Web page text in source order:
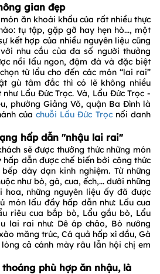
gian đẹp
ăn khoái khẩu của rất nhiều thực
tụ tập, gặp gỡ hay hẹn hò..., một
kết hợp của nhiều nguyên liệu cũng
nhu cầu của đa số người thưởng
nồi lẩu ngon, đậm đà và đặc biệt
từ lẩu cho đến các món “lai rai”
gù tâm đắc thì có lẽ không nhiều
Lẩu Đức Trọc. Và, Lẩu Đức Trọc -
phường Giảng Võ, quận Ba Đình là
củachuỗi Lẩu Đức Trọcnổi danh
hấp dẫn "nhậu lai rai"
sẽ được thưởng thức những món
hấp dẫn được chế biến bởi công thức
dày dạn kinh nghiệm. Từ những
như bò, gà, cua, ếch,... dưới những
những nguyên liệu ấy đã được
món lẩu đầy hấp dẫn như: Lẩu cua
riêu cua bắp bò, Lẩu gầu bò, Lẩu
lai rai như: Dê áp chảo, Bò nướng
măng trúc, Cá quả hấp xì dầu, Gà
lòng cả cánh mày râu lẫn hội chị em
phù hợp ăn nhậu, là